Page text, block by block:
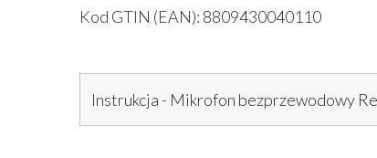
Kod GTIN (EAN): 8809430040110
Instrukcja - Mikrofon bezprzewodowy